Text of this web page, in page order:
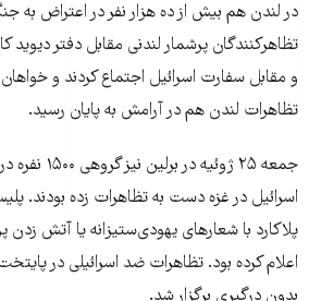
در لندن هم بیش از ده هزار نفر در اعتراض به
تظاهرکنندگان پرشمار لندنی مقابل دفتر دیوید
و مقابل سفارت اسرائیل اجتماع کردند و
تظاهرات لندن هم در آرامش به پایان رسید.
جمعه ۲۵ ژوئیه
اسرائیل در غزه دست به تظاهرات زده بودند.
پلاکارد با شعارهای یهودی‌ستیزانه یا آتش‌
اعلام کرده بود. تظاهرات ضد اسرائیلی در